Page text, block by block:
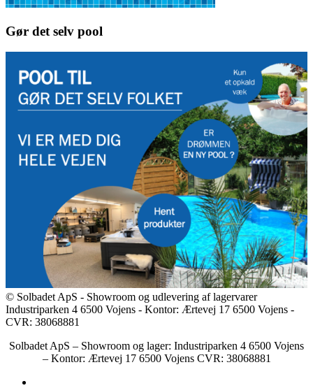
Gør det selv pool
© Solbadet ApS - Showroom og udlevering af lagervarer
Industriparken 4 6500 Vojens - Kontor: Ærtevej 17 6500 Vojens -
CVR: 38068881
Solbadet ApS – Showroom og lager: Industriparken 4 6500 Vojens
– Kontor: Ærtevej 17 6500 Vojens CVR: 38068881